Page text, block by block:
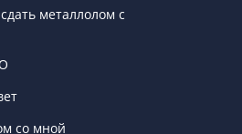
металлолом с
со мной